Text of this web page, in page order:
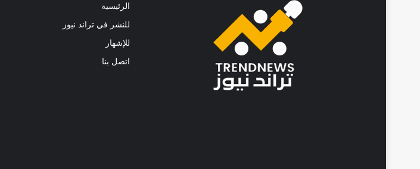
الرئيسية
للنشر في تراند نيوز
للإشهار
اتصل بنا